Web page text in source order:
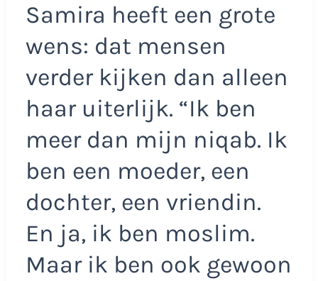
Samira heeft een grote
wens: dat mensen
verder kijken dan alleen
haar uiterlijk. “Ik ben
meer dan mijn niqab. Ik
ben een moeder, een
dochter, een vriendin.
En ja, ik ben moslim.
Maar ik ben ook gewoon